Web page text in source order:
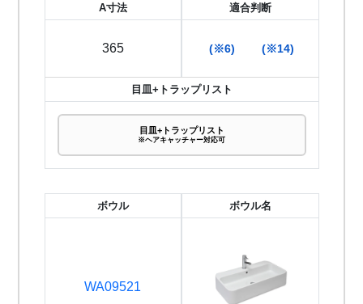
A寸法
365
適合判断
(※6) (※14)
目皿+トラップリスト
目皿+トラップリスト
※ヘアキャッチャー対応可
ボウル
WA09521
ボウル名